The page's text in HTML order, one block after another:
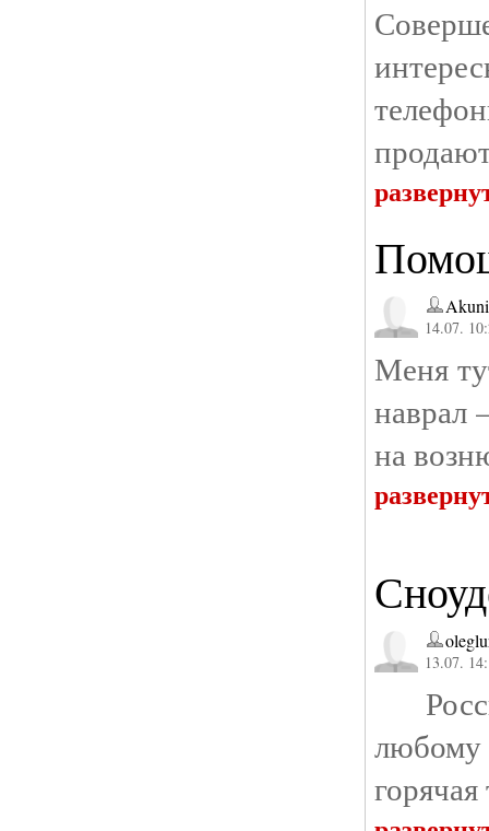
14.07.
Меня
наврал
на
13.07.
любому